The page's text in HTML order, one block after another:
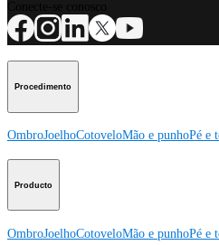
Procedimento
OmbroJoelhoCotoveloMão e punhoPé e
Producto
OmbroJoelhoCotoveloMão e punhoPé e